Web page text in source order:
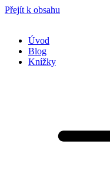
Přejít k obsahu
Úvod
Blog
Knížky